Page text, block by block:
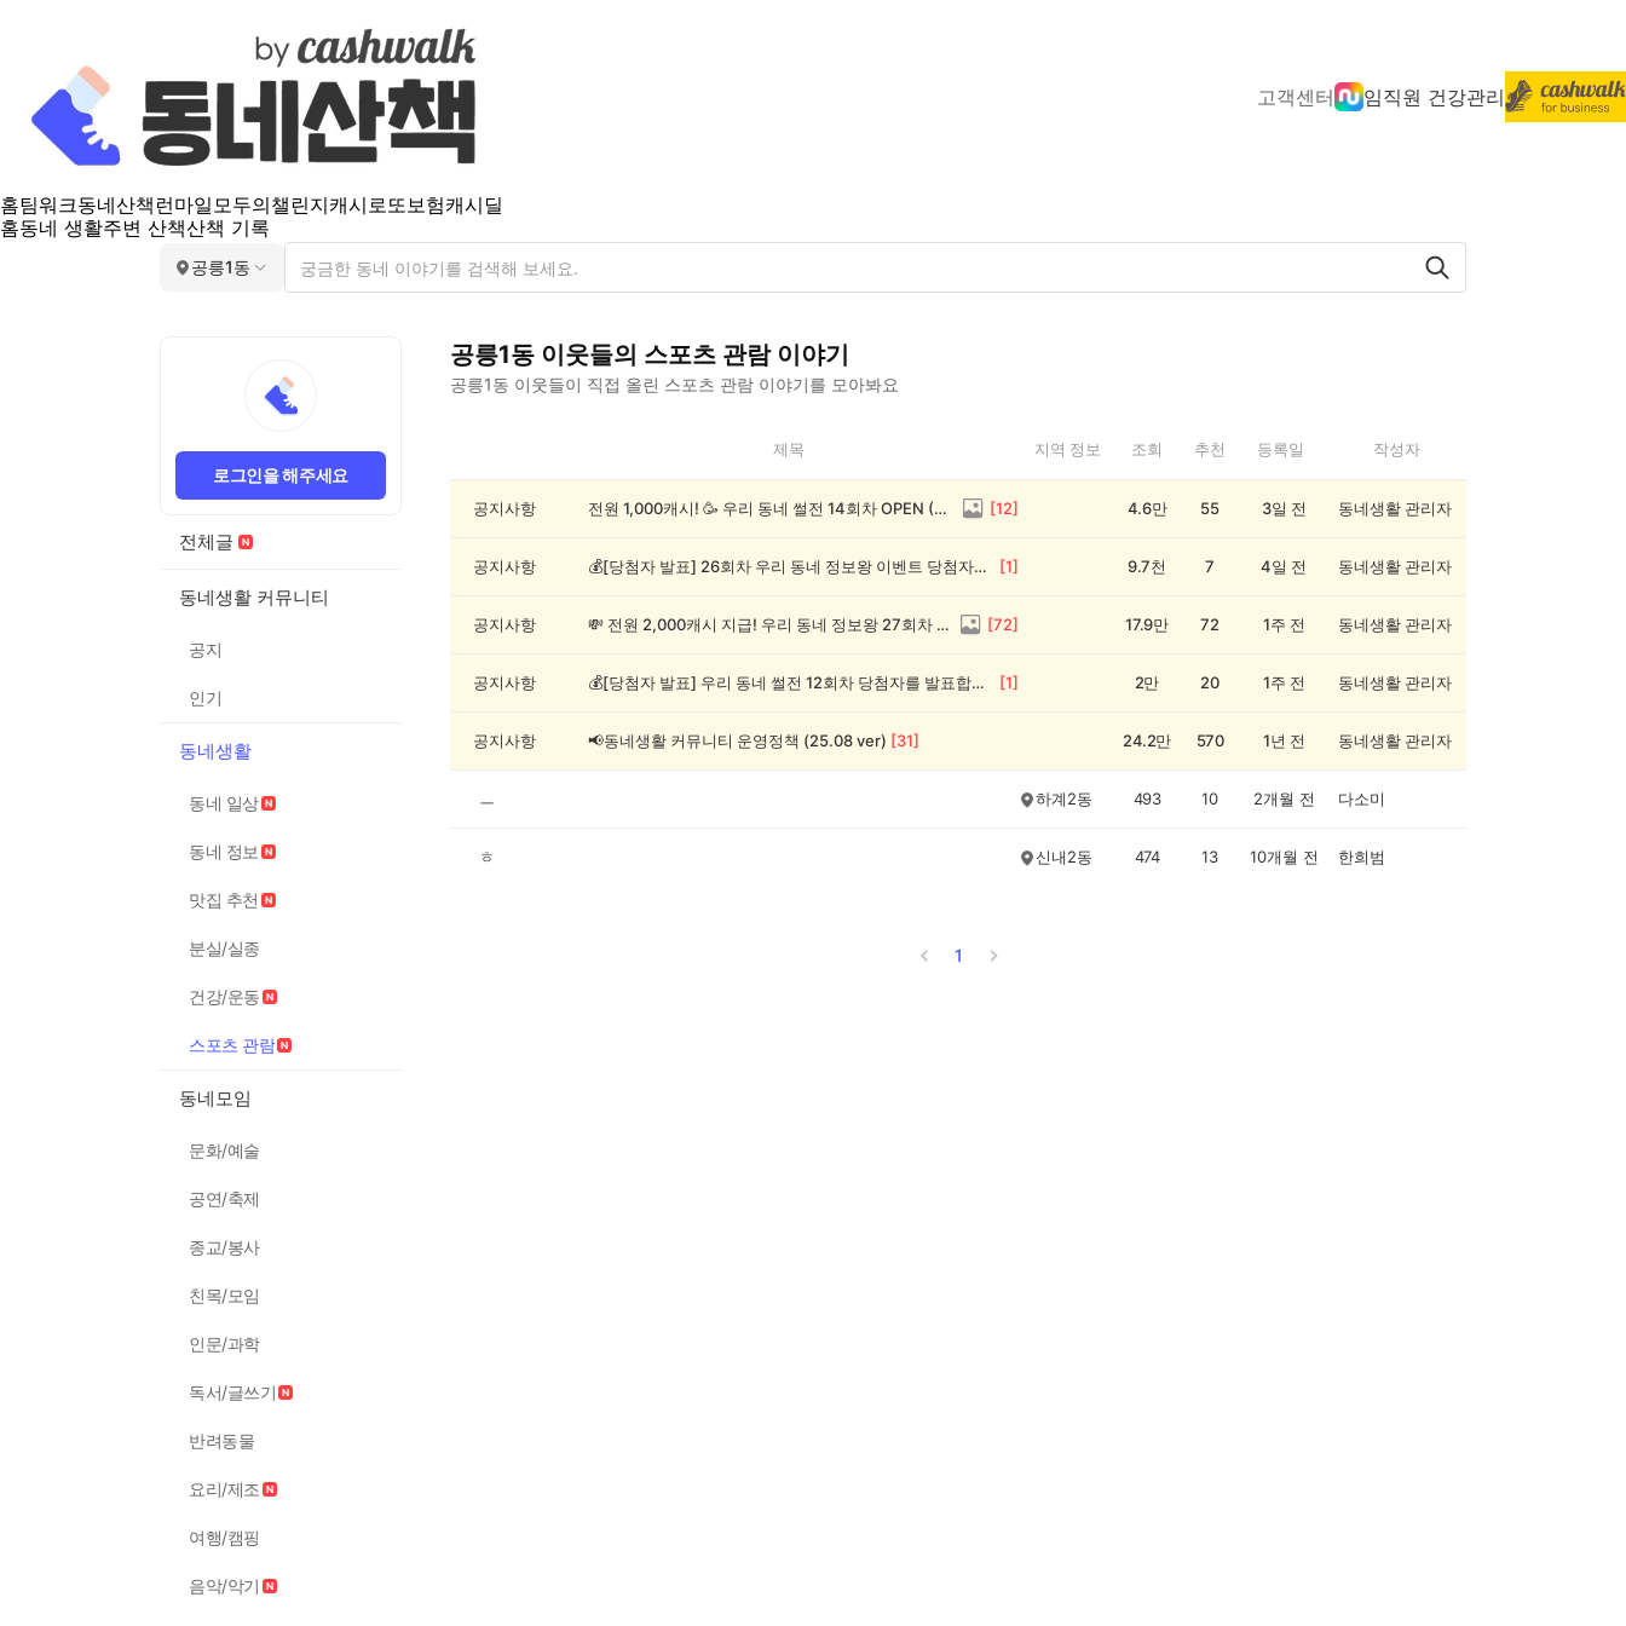
고객센터 임직원 건강관리
홈팀워크동네산책 런마일모두의챌린지캐시로또보험캐시딜
홈동네 생활주변 산책산책 기록
공릉1동
로그인을 해주세요
전체글
동네생활 커뮤니티
공지
인기
동네생활
동네 일상
동네 정보
맛집 추천
분실/실종
건강/운동
스포츠 관람
동네모임
문화/예술
공연/축제
종교/봉사
친목/모임
인문/과학
독서/글쓰기
반려동물
요리/제조
여행/캠핑
음악/악기
공릉1동 이웃들의 스포츠 관람이야기
공릉1동 이웃들이 직접 올린 스포츠 관람 이야기를 모아봐요
1
제목 지역 정보 조회 추천 등록일 작성자
공지사항 전원 1,000캐시! 🥳 우리 동네 썰전 14회차 OPEN (~8/17) [12] 4.6만 55 3일 전 동네생활 관리자
공지사항 💰[당첨자 발표] 26회차 우리 동네 정보왕 이벤트 당첨자를 발표합니다! [1] 9.7천 7 4일 전 동네생활 관리자
공지사항 💸 전원 2,000캐시 지급! 우리 동네 정보왕 27회차 (~8/10) [72] 17.9만 72 1주 전 동네생활 관리자
공지사항 💰[당첨자 발표] 우리 동네 썰전 12회차 당첨자를 발표합니다! [1] 2만 20 1주 전 동네생활 관리자
공지사항 📢동네생활 커뮤니티 운영정책 (25.08 ver) [31] 24.2만 570 1년 전 동네생활 관리자
ㅡ 하계2동 493 10 2개월 전 다소미
ㅎ 신내2동 474 13 10개월 전 한희범
1